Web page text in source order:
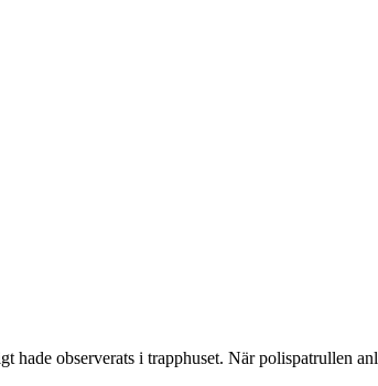
hade observerats i trapphuset. När polispatrullen